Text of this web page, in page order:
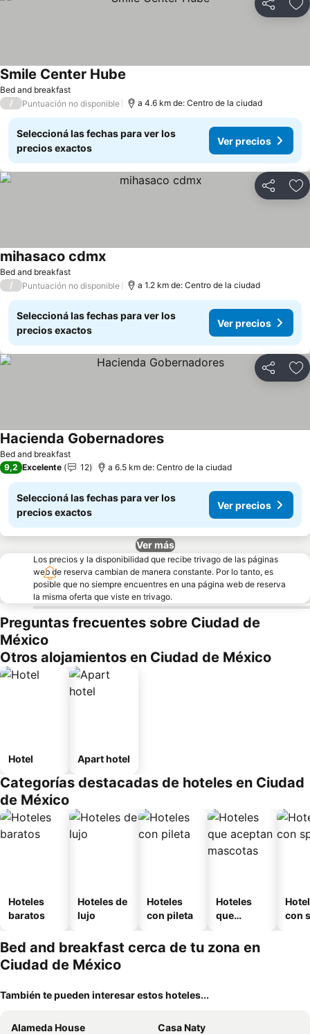
Compartir
Bed and breakfast
Smile Center Hube
/ Puntuación no disponible a 4.6 km de: Centro de la ciudad
Seleccioná las fechas para ver los
precios exactos
Ver precios
Compartir
Bed and breakfast
mihasaco cdmxVer precios
/ Puntuación no disponible a 1.2 km de: Centro de la ciudad
Seleccioná las fechas para ver los
precios exactos
Ver precios
Compartir
Bed and breakfast
Hacienda GobernadoresVer precios
9,2 Excelente 12 a 6.5 km de: Centro de la ciudad
Seleccioná las fechas para ver los
precios exactos
Ver precios
Ver más
Los precios y la disponibilidad que recibe trivago de las páginas
web de reserva cambian de manera constante. Por lo tanto, es
posible que no siempre encuentres en una página web de reserva
la misma oferta que viste en trivago.
Preguntas frecuentes sobre Ciudad de
México
Otros alojamientos en Ciudad de México
Hotel Apart hotel
Categorías destacadas de hoteles en Ciudad
de México
Hoteles
baratos
Hoteles de
lujo
Hoteles
con pileta
Hoteles
que
mascotas
con
Bed and breakfast cerca de tu zona en
Ciudad de México
También te pueden interesar estos hoteles...
Alameda House Casa Naty